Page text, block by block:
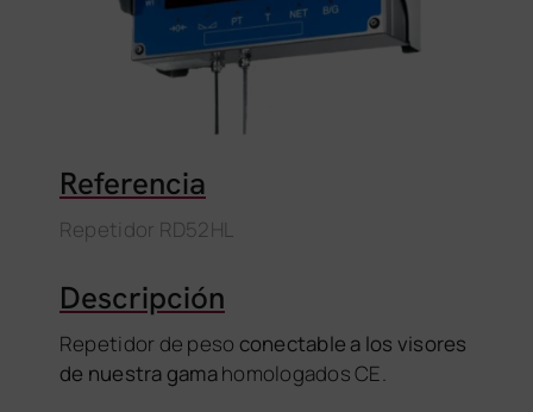
Referencia
Repetidor RD52HL
Descripción
Repetidor de peso conectable a los visores
de nuestra gamahomologados CE.